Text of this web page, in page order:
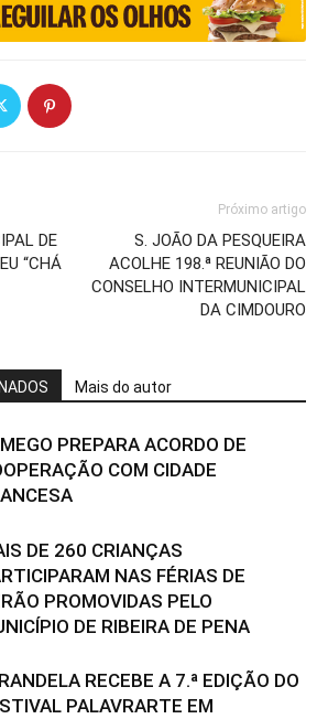
DE
“CHÁ
Próximo artigo
S. JOÃO DA PESQUEIRA
ACOLHE 198.ª REUNIÃO DO
CONSELHO INTERMUNICIPAL
DA CIMDOURO
Mais do autor
PREPARA ACORDO DE
COM CIDADE
DE 260 CRIANÇAS
NAS FÉRIAS DE
PROMOVIDAS PELO
DE RIBEIRA DE PENA
RECEBE A 7.ª EDIÇÃO DO
PALAVRARTE EM